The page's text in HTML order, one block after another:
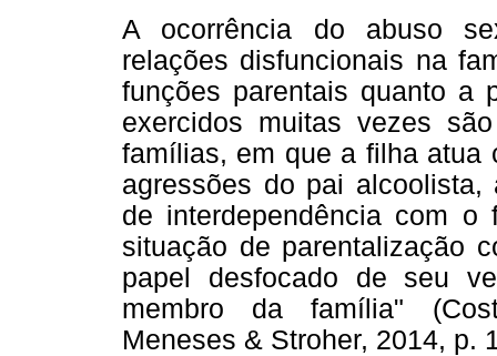
A ocorrência do abuso
relações disfuncionais na
funções parentais quanto a
exercidos muitas vezes
famílias, em que a filha atua
agressões do pai
de interdependência com
situação de parentalização
papel desfocado de seu
membro da família"
Meneses & Stroher, 2014, p.